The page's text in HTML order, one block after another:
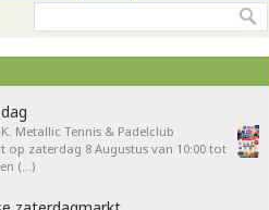
K. Metallic Tennis & Padelclub
op zaterdag 8 Augustus van 10:00 tot
(…)